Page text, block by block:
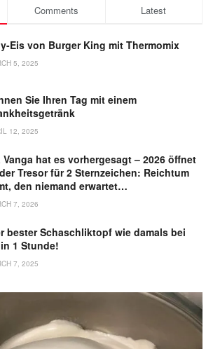
Comments Latest
Eis von Burger King mit Thermomix
5, 2025
Sie Ihren Tag mit einem
12, 2025
Vanga hat es vorhergesagt – 2026 öffnet
Tresor für 2 Sternzeichen: Reichtum
den niemand erwartet…
7, 2026
bester Schaschliktopf wie damals bei
1 Stunde!
7, 2025